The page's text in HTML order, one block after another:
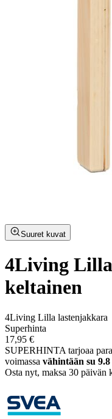
Suuret kuvat
4Living
keltainen
4Living Lilla lastenjakkara
Superhinta
17,95 €
SUPERHINTA tarjoaa
voimassa vähintään su 9.8
Osta nyt, ­maksa 30 päivän